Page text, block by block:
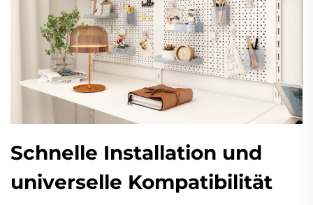
Schnelle Installation und
universelle Kompatibilität